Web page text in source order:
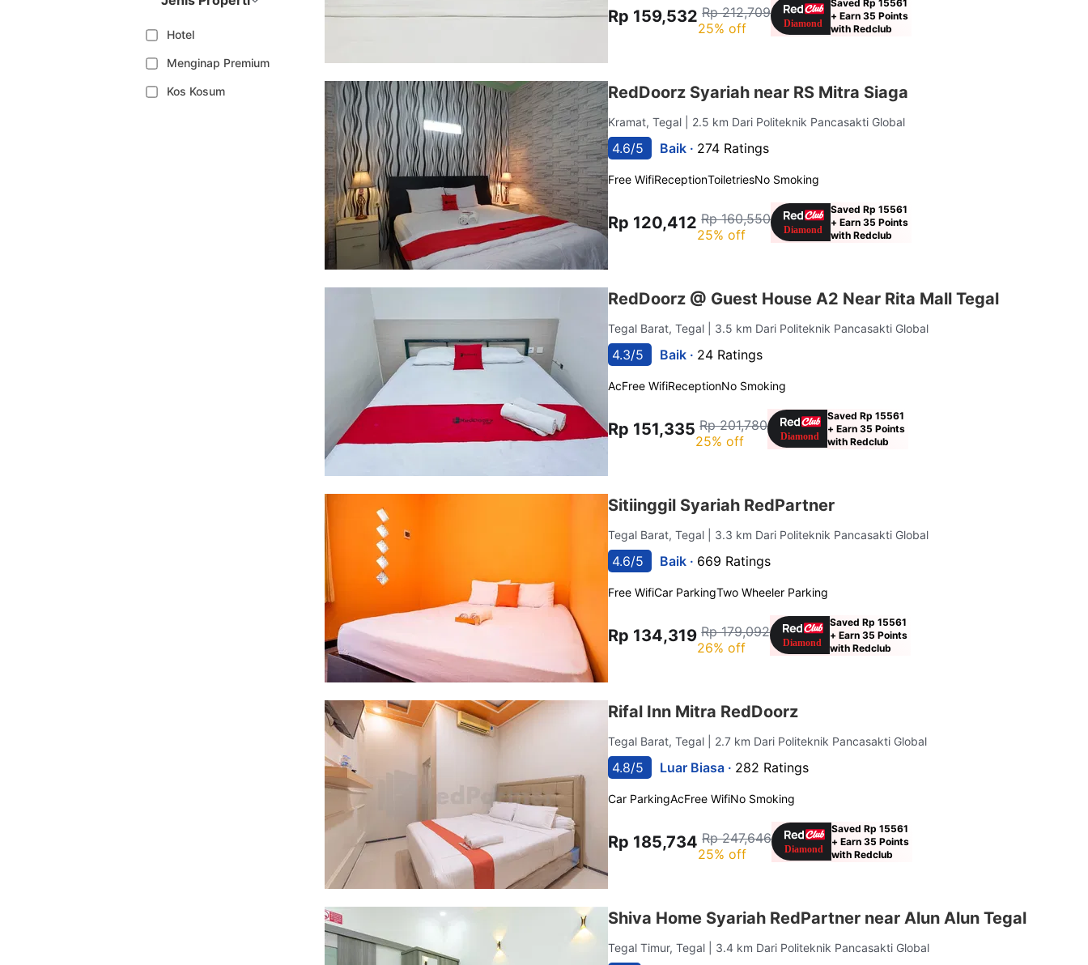
Hotel
Menginap Premium
Kos Kosum
Rp 159,532 Rp 212,709
25% off
Saved Rp 15561
+ Earn 35 Points
with Redclub
RedDoorz Syariah near RS Mitra Siaga
Kramat, Tegal | 2.5 km Dari Politeknik Pancasakti Global
4.6/5 Baik · 274 Ratings
Free WifiReceptionToiletriesNo Smoking
Rp 120,412 Rp 160,550
25% off
Saved Rp 15561
+ Earn 35 Points
with Redclub
RedDoorz @ Guest House A2 Near Rita Mall Tegal
Tegal Barat, Tegal | 3.5 km Dari Politeknik Pancasakti Global
4.3/5 Baik · 24 Ratings
AcFree WifiReceptionNo Smoking
Rp 151,335 Rp 201,780
25% off
Saved Rp 15561
+ Earn 35 Points
with Redclub
Sitiinggil Syariah RedPartner
Tegal Barat, Tegal | 3.3 km Dari Politeknik Pancasakti Global
4.6/5 Baik · 669 Ratings
Free WifiCar ParkingTwo Wheeler Parking
Rp 134,319 Rp 179,092
26% off
Saved Rp 15561
+ Earn 35 Points
with Redclub
Rifal Inn Mitra RedDoorz
Tegal Barat, Tegal | 2.7 km Dari Politeknik Pancasakti Global
4.8/5 Luar Biasa · 282 Ratings
Car ParkingAcFree WifiNo Smoking
Rp 185,734 Rp 247,646
25% off
Saved Rp 15561
+ Earn 35 Points
with Redclub
Shiva Home Syariah RedPartner near Alun Alun Tegal
Tegal Timur, Tegal | 3.4 km Dari Politeknik Pancasakti Global